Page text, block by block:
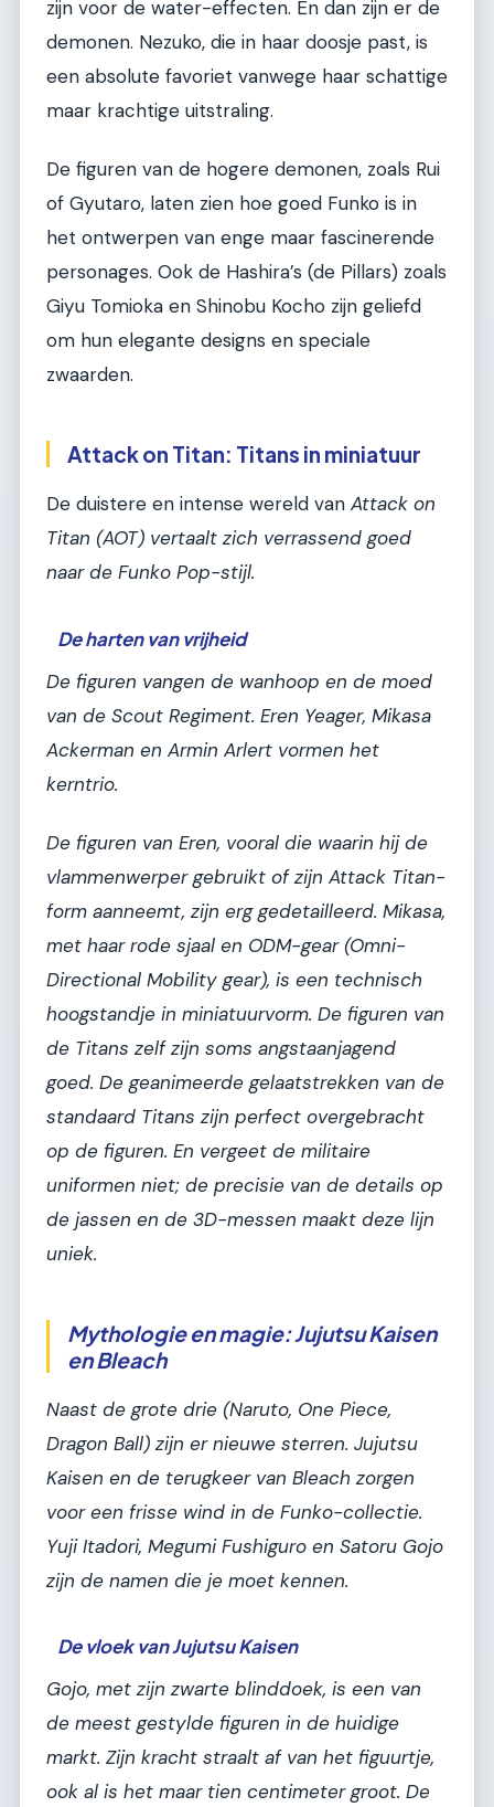
zijn voor de water-effecten. En dan zijn er de
demonen. Nezuko, die in haar doosje past, is
een absolute favoriet vanwege haar schattige
maar krachtige uitstraling.
De figuren van de hogere demonen, zoals Rui
of Gyutaro, laten zien hoe goed Funko is in
het ontwerpen van enge maar fascinerende
personages. Ook de Hashira’s (de Pillars) zoals
Giyu Tomioka en Shinobu Kocho zijn geliefd
om hun elegante designs en speciale
zwaarden.
Attack on Titan: Titans in miniatuur
De duistere en intense wereld van Attack on
Titan (AOT) vertaalt zich verrassend goed
naar de Funko Pop-stijl.
De harten van vrijheid
De figuren vangen de wanhoop en de moed
van de Scout Regiment. Eren Yeager, Mikasa
Ackerman en Armin Arlert vormen het
kerntrio.
De figuren van Eren, vooral die waarin hij de
vlammenwerper gebruikt of zijn Attack Titan-
form aanneemt, zijn erg gedetailleerd. Mikasa,
met haar rode sjaal en ODM-gear (Omni-
Directional Mobility gear), is een technisch
hoogstandje in miniatuurvorm. De figuren van
de Titans zelf zijn soms angstaanjagend
goed. De geanimeerde gelaatstrekken van de
standaard Titans zijn perfect overgebracht
op de figuren. En vergeet de militaire
uniformen niet; de precisie van de details op
de jassen en de 3D-messen maakt deze lijn
uniek.
Mythologie en magie: Jujutsu Kaisen
en Bleach
Naast de grote drie (Naruto, One Piece,
Dragon Ball) zijn er nieuwe sterren. Jujutsu
Kaisen en de terugkeer van Bleach zorgen
voor een frisse wind in de Funko-collectie.
Yuji Itadori, Megumi Fushiguro en Satoru Gojo
zijn de namen die je moet kennen.
De vloek van Jujutsu Kaisen
Gojo, met zijn zwarte blinddoek, is een van
de meest gestylde figuren in de huidige
markt. Zijn kracht straalt af van het figuurtje,
ook al is het maar tien centimeter groot. De